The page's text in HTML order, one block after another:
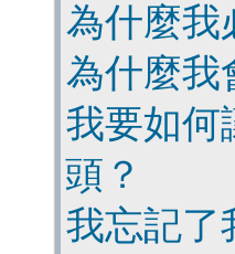
為什麼我
為什麼我
我要如何
頭？
我忘記了